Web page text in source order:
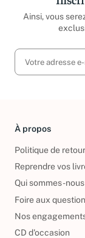
Ainsi, vous
À propos
Politique de retour
Reprendre vos
Qui sommes-nous
Foire aux
Nos
CD d'occasion